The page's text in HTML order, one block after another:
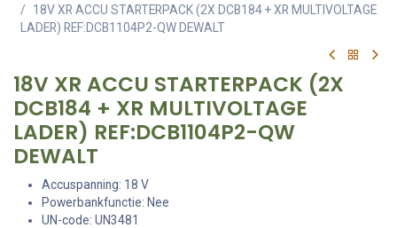
18V XR ACCU STARTERPACK (2X DCB184 + XR MULTIVOLTAGE
LADER) REF:DCB1104P2-QW DEWALT
18V XR ACCU STARTERPACK (2X
DCB184 + XR MULTIVOLTAGE
LADER) REF:DCB1104P2-QW
DEWALT
Accuspanning: 18 V
Powerbankfunctie: Nee
UN-code: UN3481